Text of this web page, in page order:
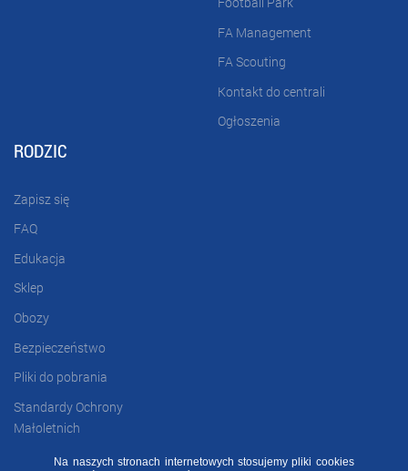
FA Management
FA Scouting
Kontakt do centrali
Ogłoszenia
RODZIC
Zapisz się
FAQ
Edukacja
Sklep
Obozy
Bezpieczeństwo
Pliki do pobrania
Standardy Ochrony
Małoletnich
Na naszych stronach internetowych stosujemy pliki cookies